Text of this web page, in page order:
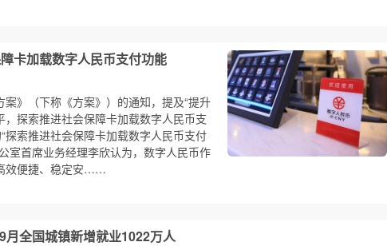
卡加载数字人民币支付功能
》（下称《方案》）的通知，提及“提升
探索推进社会保障卡加载数字人民币支
探索推进社会保障卡加载数字人民币支付
室首席业务经理李欣认为，数字人民币作
效便捷、稳定安……
月全国城镇新增就业1022万人